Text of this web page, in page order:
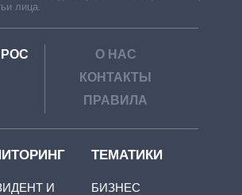
лица.
РОС
О НАС
КОНТАКТЫ
ПРАВИЛА
И
ТЕМАТИКИ
БИЗНЕС